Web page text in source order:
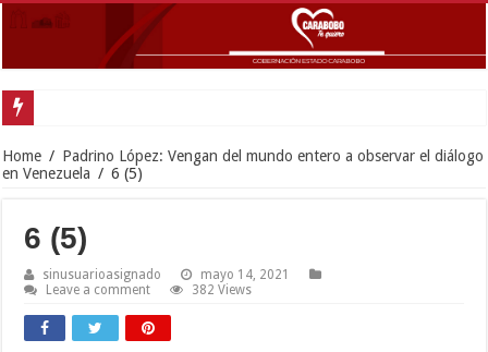
Home / Padrino López: Vengan del mundo entero a observar el diálogo
en Venezuela / 6 (5)
6 (5)
sinusuarioasignado
mayo 14, 2021
Leave a comment
382 Views